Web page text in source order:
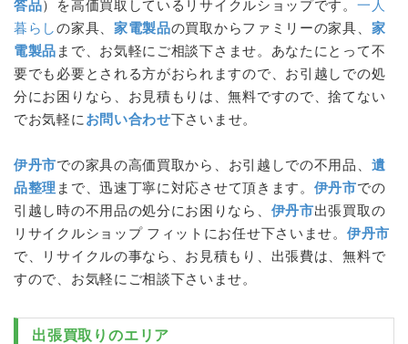
答品）を高価買取しているリサイクルショップです。 一人
暮らしの家具、 家電製品の買取からファミリーの家具、 家
電製品 まで、お気軽にご相談下さませ。あなたにとって不
要でも必要とされる方がおられますので、 お引越し での処
分にお困りなら、お見積もりは、無料ですので、捨てない
でお気軽に お問い合わせ下さいませ。
伊丹市での家具の高価買取から、 お引越しでの不用品、 遺
品整理 まで、迅速丁寧に対応させて頂きます。 伊丹市での
引越し時の不用品の処分にお困りなら、 伊丹市出張買取の
リサイクルショップ フィットにお任せ下さいませ。 伊丹市
で、リサイクルの事なら、お見積もり、出張費は、無料で
すので、お気軽にご相談下さいませ。
出張買取りのエリア